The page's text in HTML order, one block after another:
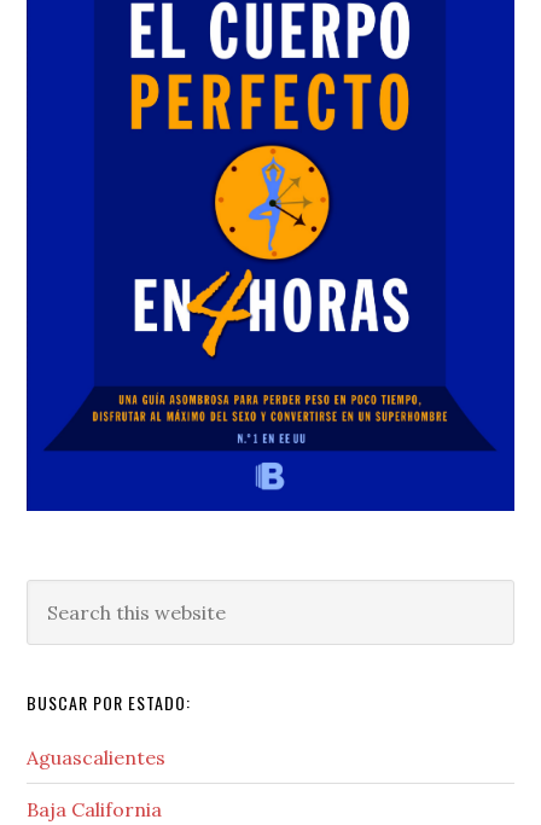
this
BUSCAR POR ESTADO:
Aguascalientes
Baja California